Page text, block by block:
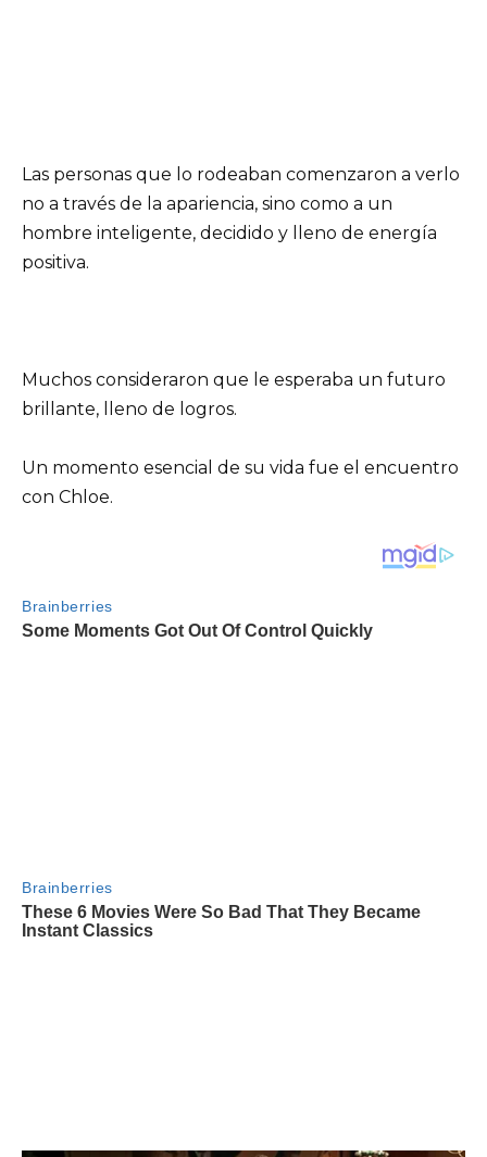
Las personas que lo rodeaban comenzaron a verlo
no a través de la apariencia, sino como a un
hombre inteligente, decidido y lleno de energía
positiva.
Muchos consideraron que le esperaba un futuro
brillante, lleno de logros.
Un momento esencial de su vida fue el encuentro
con Chloe.